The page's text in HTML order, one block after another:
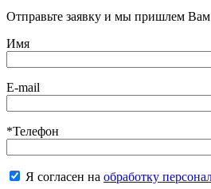
Отправьте заявку и мы пришлем Вам
Имя
E-mail
*Телефон
Я согласен на обработку